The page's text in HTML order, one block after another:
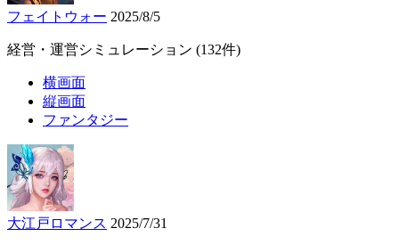
フェイトウォー 2025/8/5
経営・運営シミュレーション (132件)
横画面
縦画面
ファンタジー
大江戸ロマンス 2025/7/31